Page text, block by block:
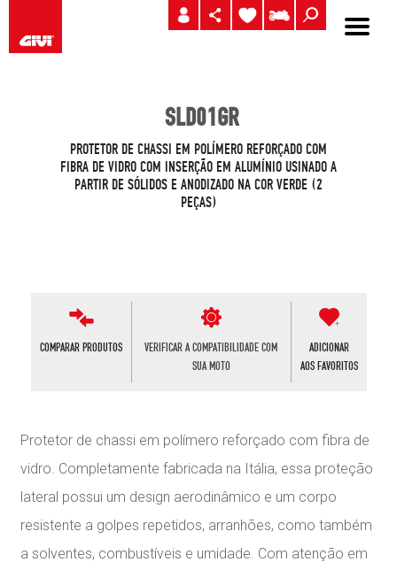
SLD01GR
PROTETOR DE CHASSI EM POLÍMERO REFORÇADO COM
FIBRA DE VIDRO COM INSERÇÃO EM ALUMÍNIO USINADO A
PARTIR DE SÓLIDOS E ANODIZADO NA COR VERDE (2
PEÇAS)
COMPARAR PRODUTOS
VERIFICAR A COMPATIBILIDADE COM
SUA MOTO
ADICIONAR
AOS FAVORITOS
Protetor de chassi em polímero reforçado com fibra de
vidro. Completamente fabricada na Itália, essa proteção
lateral possui um design aerodinâmico e um corpo
resistente a golpes repetidos, arranhões, como também
a solventes, combustíveis e umidade. Com atenção em